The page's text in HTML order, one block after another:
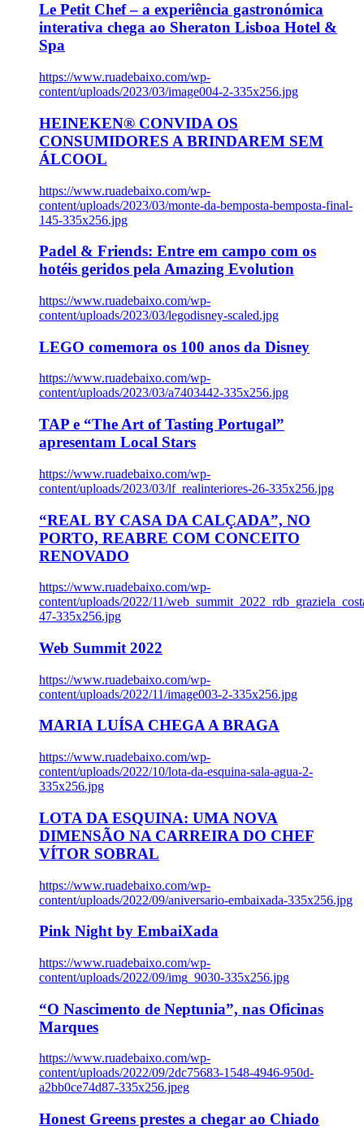
Le Petit Chef – a experiência gastronómica
interativa chega ao Sheraton Lisboa Hotel &
Spa
https://www.ruadebaixo.com/wp-
content/uploads/2023/03/image004-2-335x256.jpg
HEINEKEN® CONVIDA OS
CONSUMIDORES A BRINDAREM SEM
ÁLCOOL
https://www.ruadebaixo.com/wp-
content/uploads/2023/03/monte-da-bemposta-bemposta-final-
145-335x256.jpg
Padel & Friends: Entre em campo com os
hotéis geridos pela Amazing Evolution
https://www.ruadebaixo.com/wp-
content/uploads/2023/03/legodisney-scaled.jpg
LEGO comemora os 100 anos da Disney
https://www.ruadebaixo.com/wp-
content/uploads/2023/03/a7403442-335x256.jpg
TAP e “The Art of Tasting Portugal”
apresentam Local Stars
https://www.ruadebaixo.com/wp-
content/uploads/2023/03/lf_realinteriores-26-335x256.jpg
“REAL BY CASA DA CALÇADA”, NO
PORTO, REABRE COM CONCEITO
RENOVADO
https://www.ruadebaixo.com/wp-
content/uploads/2022/11/
47-335x256.jpg
Web Summit 2022
https://www.ruadebaixo.com/wp-
content/uploads/2022/11/image003-2-335x256.jpg
MARIA LUÍSA CHEGA A BRAGA
https://www.ruadebaixo.com/wp-
content/uploads/2022/10/lota-da-esquina-sala-agua-2-
335x256.jpg
LOTA DA ESQUINA: UMA NOVA
DIMENSÃO NA CARREIRA DO CHEF
VÍTOR SOBRAL
https://www.ruadebaixo.com/wp-
content/uploads/2022/09/aniversario-embaixada-335x256.jpg
Pink Night by EmbaiXada
https://www.ruadebaixo.com/wp-
content/uploads/2022/09/img_9030-335x256.jpg
“O Nascimento de Neptunia”, nas Oficinas
Marques
https://www.ruadebaixo.com/wp-
content/uploads/2022/09/2dc75683-1548-4946-950d-
a2bb0ce74d87-335x256.jpeg
Honest Greens prestes a chegar ao Chiado